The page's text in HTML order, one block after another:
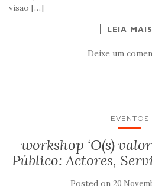
visão […]
LEIA MAIS
Deixe um
EVENTOS
workshop ‘O(s)
Público: Actores,
Posted on 20